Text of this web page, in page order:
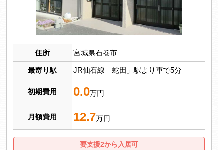
住所 宮城県石巻市
最寄り駅 JR仙石線「蛇田」駅より車で5分
初期費用 0.0万円
月額費用 12.7万円
要支援2から入居可